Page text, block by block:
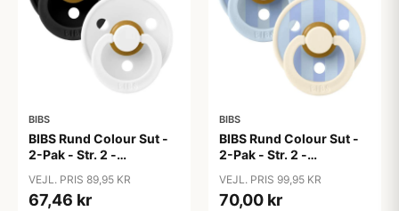
BIBS
BIBS Rund Colour Sut -
2-Pak - Str. 2 -
Black/White
VEJL. PRIS 89,95 KR
67,46 kr
BIBS
BIBS Rund Colour Sut -
2-Pak - Str. 2 -
Studio - Baby Blue/Dusty
Blue Mix
VEJL. PRIS 99,95 KR
70,00 kr